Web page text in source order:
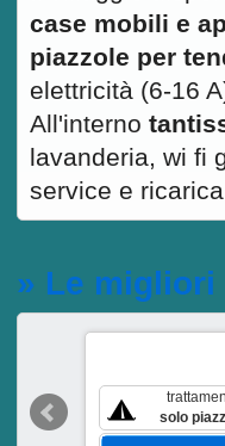
case mobili e
piazzole per
elettricità (6-16
All'interno
lavanderia, wi fi
service e
» Le migliori
solo